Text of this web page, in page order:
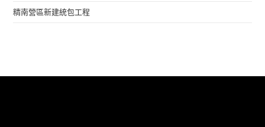
精南營區新建統包工程